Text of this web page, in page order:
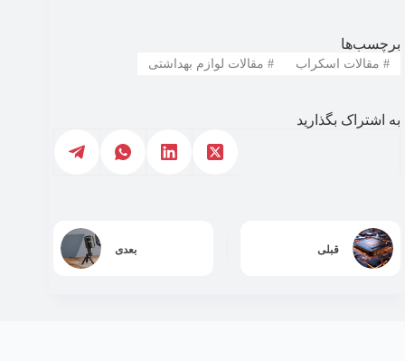
برچسب‌ها
#مقالات اسکراب #مقالات لوازم بهداشتی
به اشتراک بگذارید
قبلی بعدی